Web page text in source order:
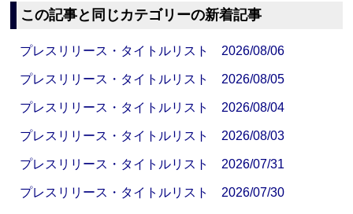
この記事と同じカテゴリーの新着記事
プレスリリース・タイトルリスト 2026/08/06
プレスリリース・タイトルリスト 2026/08/05
プレスリリース・タイトルリスト 2026/08/04
プレスリリース・タイトルリスト 2026/08/03
プレスリリース・タイトルリスト 2026/07/31
プレスリリース・タイトルリスト 2026/07/30